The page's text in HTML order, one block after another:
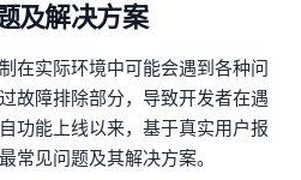
及解决方案
在实际环境中可能会遇到各种问
故障排除部分，导致开发者在遇
功能上线以来，基于真实用户报
常见问题及其解决方案。